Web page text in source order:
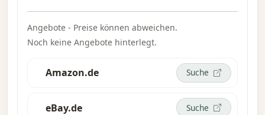
Angebote - Preise können abweichen.
Noch keine Angebote hinterlegt.
Amazon.de Suche
eBay.de Suche